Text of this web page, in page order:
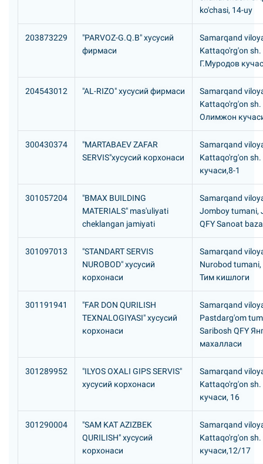
ko'chasi, 14-uy
203873229
"PARVOZ-G.Q.B" хусусий
фирмаси
Samarqand
Kattaqo'rg'on sh.
Г.Муродов
204543012 "AL-RIZO" хусусий фирмаси
Samarqand
Kattaqo'rg'on
Олимжон
300430374
"MARTABAEV ZAFAR
SERVIS"хусусий корхонаси
Samarqand
Kattaqo'rg'on
кучаси,8-1
301057204
"BMAX BUILDING
MATERIALS" mas'uliyati
cheklangan jamiyati
Samarqand
Jomboy tumani,
QFY Sanoat
301097013
"STANDART SERVIS
NUROBOD" хусусий
корхонаси
Samarqand
Nurobod tumani,
Тим кишлоги
301191941
"FAR DON QURILISH
TEXNALOGIYASI" хусусий
корхонаси
Samarqand
Pastdarg'om
Saribosh QFY
махалласи
301289952
"ILYOS OXALI GIPS SERVIS"
хусусий корхонаси
Samarqand
Kattaqo'rg'on
кучаси, 16
301290004
"SAM KAT AZIZBEK
QURILISH" хусусий
корхонаси
Samarqand
Kattaqo'rg'on
кучаси,12/17